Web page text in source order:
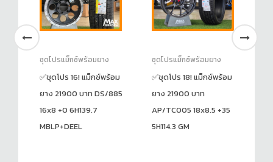
ชุดโปรแม็กซ์พร้อมยาง
✅ชุดโปร 16! แม็กซ์พร้อม
ยาง 21900 บาท DS/885
16x8 +0 6H139.7
MBLP+DEEL
ชุดโปรแม็กซ์พร้อมยาง
✅ชุดโปร 18! แม็กซ์พร้อม
ยาง 21900 บาท
AP/TC005 18x8.5 +35
5H114.3 GM